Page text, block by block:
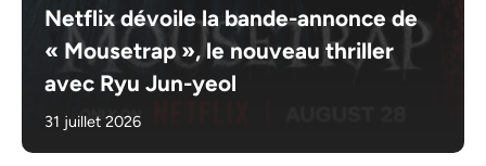
Netflix dévoile la bande-annonce de
« Mousetrap », le nouveau thriller
avec Ryu Jun-yeol
31 juillet 2026